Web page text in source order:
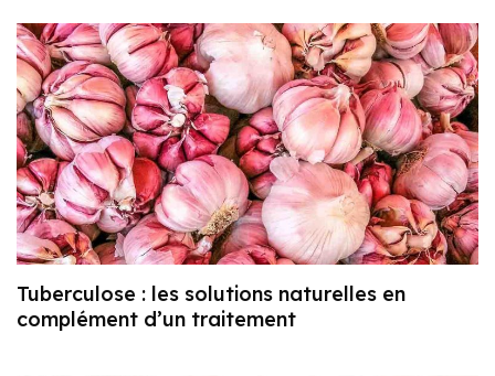
Tuberculose : les solutions naturelles en
complément d’un traitement